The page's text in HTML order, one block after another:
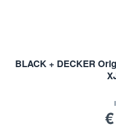
BLACK + DECKER